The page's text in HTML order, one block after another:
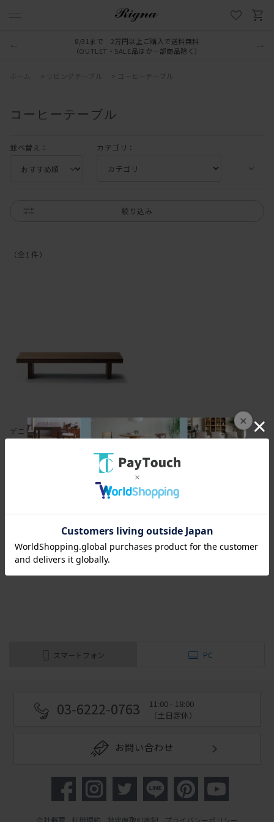
×
8/31まで 2万円以上ご購入で送料無料
（OUTLET・SALE品ほか一部商品除く）
ホーム リビングテーブル コーヒーテーブル
コーヒーテーブル
並べ替え： カテゴリ：
絞り込み
（全 1 件）
デニッシュ ローリビングテーブル
（全1 件）
スマートフォン PC
03-6222-0763
11:00 - 18:00
（土日定休）
お問い合わせ
会社概要 利用規約 特定商取引表記 プライバシーポリシー